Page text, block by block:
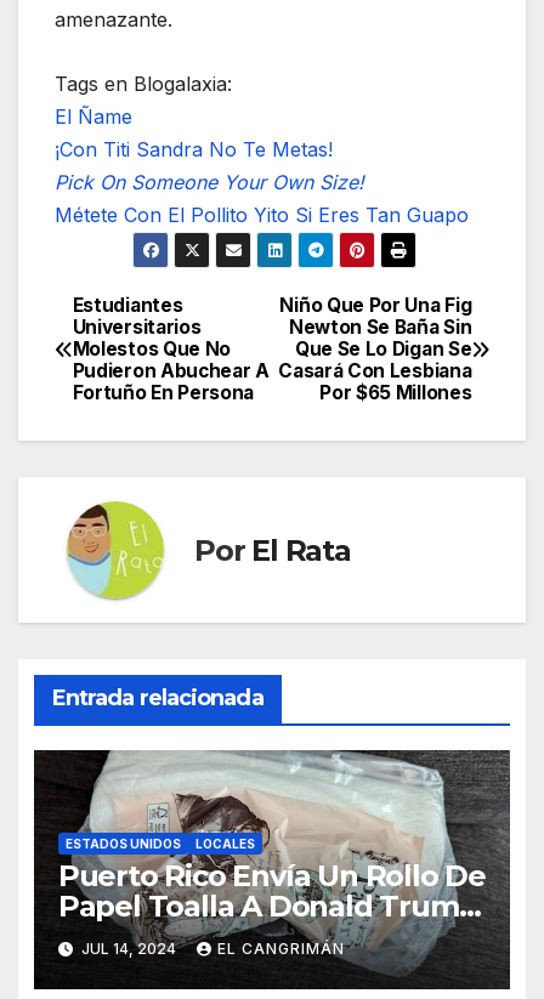
amenazante.
Tags en Blogalaxia:
El Ñame
¡Con Titi Sandra No Te Metas!
Pick On Someone Your Own Size!
Métete Con El Pollito Yito Si Eres Tan Guapo
Navegación
de
Niño Que Por Una Fig
Newton Se Baña Sin
Que Se Lo Digan Se
Casará Con Lesbiana
Por $65 Millones
Estudiantes
Universitarios
Molestos Que No
Pudieron Abuchear A
Fortuño En Persona
Por El Rata
Entrada relacionada
ESTADOS UNIDOS LOCALES
Puerto Rico Envía Un Rollo De
Papel Toalla A Donald Trump
Pa’ Que Use Las Hojas De
Curita
JUL 14, 2024 EL CANGRIMÁN